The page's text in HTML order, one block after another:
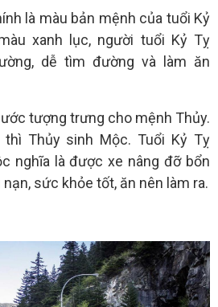
là màu bản mệnh của tuổi Kỷ
xanh lục, người tuổi Kỷ Tỵ
dễ tìm đường và làm ăn
tượng trưng cho mệnh Thủy.
thì Thủy sinh Mộc. Tuổi Kỷ Tỵ
nghĩa là được xe nâng đỡ bổn
sức khỏe tốt, ăn nên làm ra.